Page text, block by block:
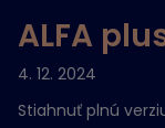
ALFA
4. 12. 2024
Stiahnuť plnú